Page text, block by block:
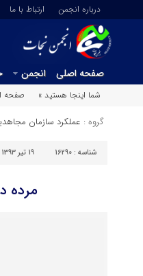
درباره انجمن ارتباط با ما
صفحه اصلی انجمن
شما اینجا هستید »
صفحه
گروه : عملکرد سازمان
شناسه : 16290 19 تیر 1393
مرده